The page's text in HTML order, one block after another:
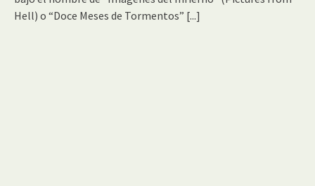
Hell) o “Doce Meses de Tormentos” [...]